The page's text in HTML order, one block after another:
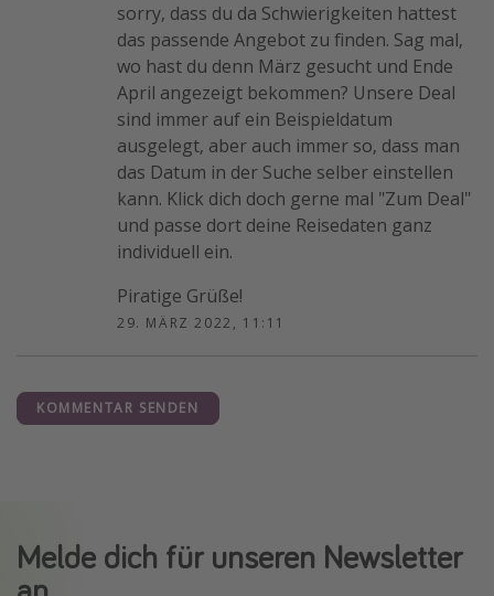
sorry, dass du da Schwierigkeiten hattest
das passende Angebot zu finden. Sag mal,
wo hast du denn März gesucht und Ende
April angezeigt bekommen? Unsere Deal
sind immer auf ein Beispieldatum
ausgelegt, aber auch immer so, dass man
das Datum in der Suche selber einstellen
kann. Klick dich doch gerne mal "Zum Deal"
und passe dort deine Reisedaten ganz
individuell ein.
Piratige Grüße!
29. MÄRZ 2022, 11:11
KOMMENTAR SENDEN
Melde dich für unseren Newsletter